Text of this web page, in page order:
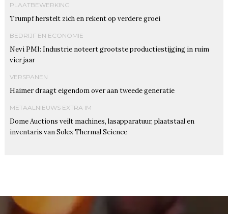
PLAATBEWERKING
Trumpf herstelt zich en rekent op verdere groei
BEDRIJF EN ECONOMIE
Nevi PMI: Industrie noteert grootste productiestijging in ruim
vier jaar
VERSPANEN
Haimer draagt eigendom over aan tweede generatie
METAALNIEUWS EXTRA IM
Dome Auctions veilt machines, lasapparatuur, plaatstaal en
inventaris van Solex Thermal Science